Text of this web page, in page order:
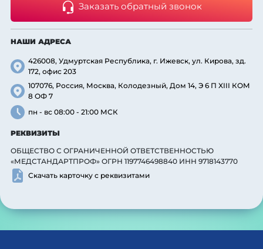
Заказать обратный звонок
НАШИ АДРЕСА
426008, Удмуртская Республика, г. Ижевск, ул. Кирова, зд.
172, офис 203
107076, Россия, Москва, Колодезный, Дом 14, Э 6 П XIII КОМ
8 ОФ 7
пн - вс 08:00 - 21:00 МСК
РЕКВИЗИТЫ
ОБЩЕСТВО С ОГРАНИЧЕННОЙ ОТВЕТСТВЕННОСТЬЮ
«МЕДСТАНДАРТПРОФ» ОГРН 1197746498840 ИНН 9718143770
Скачать карточку с реквизитами